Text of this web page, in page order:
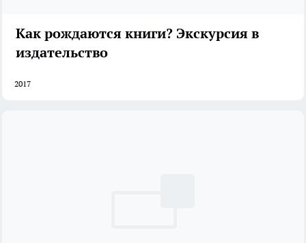
Как рождаются книги? Экскурсия в
издательство
2017